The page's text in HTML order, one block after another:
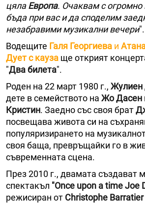
цялаЕвропа. Очаквам с огромно
бъда при вас и да споделим
незабравими музикални вечери".
Водещите Галя Георгиева и
Дует с кауза ще открият
"Два билета".
Роден на 22 март 1980 г., Жулиен
дете в семейството на Жо Дасен
Кристин. Заедно със своя брат
посвещава живота си на
популяризирането на
своя баща, превръщайки го в
съвременната сцена.
През 2010 г., двамата създават
спектакъл "Once upon a time Joe
режисиран от Christophe Barratier